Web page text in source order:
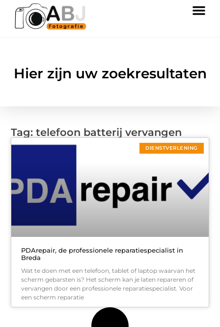
Hier zijn uw zoekresultaten
Tag: telefoon batterij vervangen
DIENSTVERLENING
PDArepair, de professionele reparatiespecialist in
Breda
Wat te doen met een telefoon, tablet of laptop waarvan het
scherm gebarsten is? Het scherm kan je laten repareren of
vervangen door een professionele reparatiespecialist. Voor
een scherm reparatie